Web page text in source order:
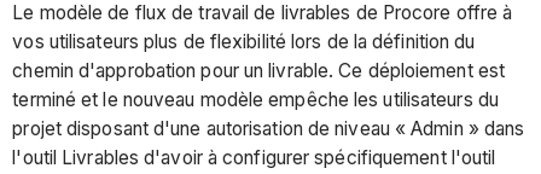
Le modèle de flux de travail de livrables de Procore offre à
vos utilisateurs plus de flexibilité lors de la définition du
chemin d'approbation pour un livrable. Ce déploiement est
terminé et le nouveau modèle empêche les utilisateurs du
projet disposant d'une autorisation de niveau « Admin » dans
l'outil Livrables d'avoir à configurer spécifiquement l'outil